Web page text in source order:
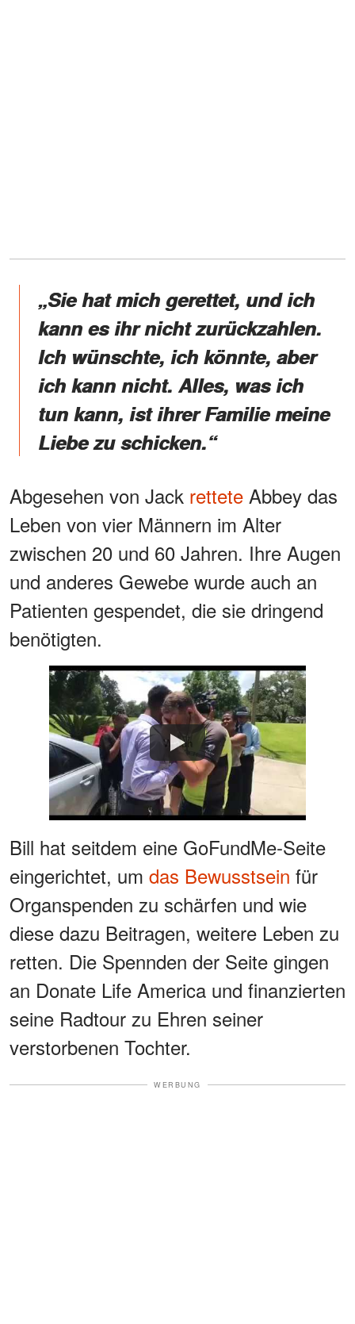
„Sie hat mich gerettet, und ich
kann es ihr nicht zurückzahlen.
Ich wünschte, ich könnte, aber
ich kann nicht. Alles, was ich
tun kann, ist ihrer Familie meine
Liebe zu schicken.“
Abgesehen von Jack rettete Abbey das
Leben von vier Männern im Alter
zwischen 20 und 60 Jahren. Ihre Augen
und anderes Gewebe wurde auch an
Patienten gespendet, die sie dringend
benötigten.
Watch
Bill hat seitdem eine GoFundMe-Seite
eingerichtet, um das Bewusstsein für
Organspenden zu schärfen und wie
diese dazu Beitragen, weitere Leben zu
retten. Die Spennden der Seite gingen
an Donate Life America und finanzierten
seine Radtour zu Ehren seiner
verstorbenen Tochter.
WERBUNG